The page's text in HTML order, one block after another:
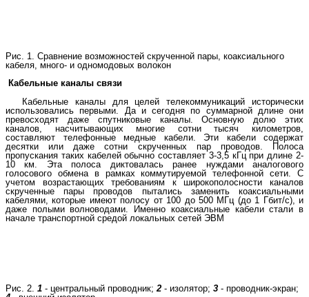
Рис. 1. Сравнение возможностей скрученной пары, коаксиального
кабеля, много- и одномодовых волокон
Кабельные каналы связи
Кабельные каналы для целей телекоммуникаций исторически
использовались первыми. Да и сегодня по суммарной длине они
превосходят даже спутниковые каналы. Основную долю этих
каналов, насчитывающих многие сотни тысяч километров,
составляют телефонные медные кабели. Эти кабели содержат
десятки или даже сотни скрученных пар проводов. Полоса
пропускания таких кабелей обычно составляет 3-3,5 кГц при длине 2-
10 км. Эта полоса диктовалась ранее нуждами аналогового
голосового обмена в рамках коммутируемой телефонной сети. C
учетом возрастающих требованиям к широкополосности каналов
скрученные пары проводов пытались заменить коаксиальными
кабелями, которые имеют полосу от 100 до 500 МГц (до 1 Гбит/с), и
даже полыми волноводами. Именно коаксиальные кабели стали в
начале транспортной средой локальных сетей ЭВМ
Рис. 2. 1 - центральный проводник; 2 - изолятор; 3 - проводник-экран;